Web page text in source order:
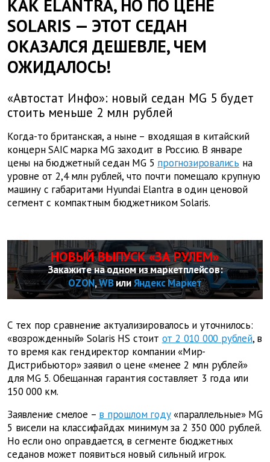
КАК ELANTRA, НО ПО ЦЕНЕ
SOLARIS — ЭТОТ СЕДАН
ОКАЗАЛСЯ ДЕШЕВЛЕ, ЧЕМ
ОЖИДАЛОСЬ!
«Автостат Инфо»: новый седан MG 5 будет
стоить меньше 2 млн рублей
Когда-то британская, а ныне – входящая в китайский
концерн SAIC марка MG заходит в Россию. В январе
цены на бюджетный седан MG 5 прогнозировались на
уровне от 2,4 млн рублей, что почти помещало крупную
машину с габаритами Hyundai Elantra в один ценовой
сегмент с компактным бюджетником Solaris.
НОВЫЙ ВЫПУСК «ЗА РУЛЕМ»
Закажите на одном из маркетплейсов:
OZON,WBилиЯндекс Маркет
С тех пор сравнение актуализировалось и уточнилось:
«возрожденный» Solaris HS стоит от 2 010 000 рублей, в
то время как гендиректор компании «Мир-
Дистрибьютор» заявил о цене «менее 2 млн рублей»
для MG 5. Обещанная гарантия составляет 3 года или
150 000 км.
Заявление смелое – в прошлом году«параллельные» MG
5 висели на классифайдах минимум за 2 350 000 рублей.
Но если оно оправдается, в сегменте бюджетных
седанов может появиться новый сильный игрок.